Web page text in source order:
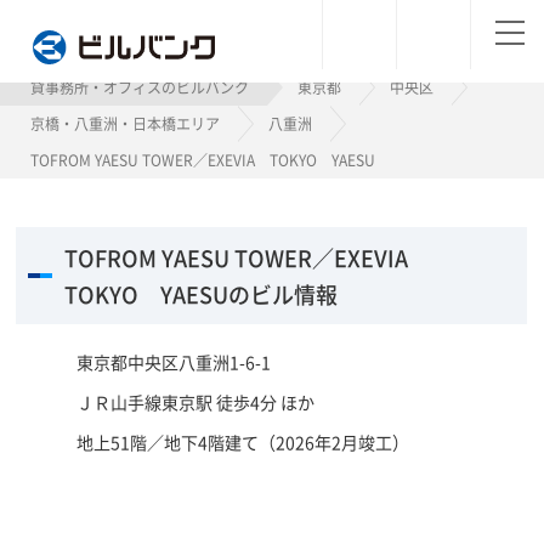
貸事務所・オフィスのビルバンク 東京都
中央区
京橋・八重洲・日本橋エリア
八重洲
TOFROM YAESU TOWER／EXEVIA TOKYO YAESU
TOFROM YAESU TOWER／EXEVIA
TOKYO YAESUのビル情報
東京都中央区八重洲1-6-1
ＪＲ山手線東京駅 徒歩4分 ほか
地上51階／地下4階建て（2026年2月竣工）